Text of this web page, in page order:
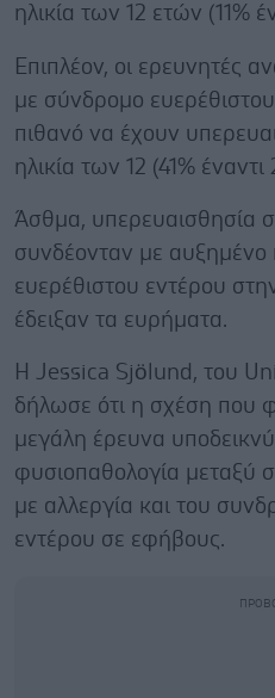
ηλικία των 12 ετών (11%
Επιπλέον, οι ερευνητές
με σύνδρομο
πιθανό να έχουν
ηλικία των 12 (41% έναντι
Άσθμα, υπερευαισθησία
συνδέονταν με αυξημένο
ευερέθιστου εντέρου
έδειξαν τα ευρήματα.
Η Jessica Sjölund, του
δήλωσε ότι η σχέση που
μεγάλη έρευνα
φυσιοπαθολογία μεταξύ
με αλλεργία και του
εντέρου σε εφήβους.